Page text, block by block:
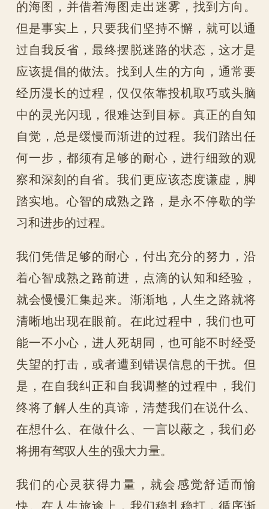
的海图，并借着海图走出迷雾，找到方向。
但是事实上，只要我们坚持不懈，就可以通
过自我反省，最终摆脱迷路的状态，这才是
应该提倡的做法。找到人生的方向，通常要
经历漫长的过程，仅仅依靠投机取巧或头脑
中的灵光闪现，很难达到目标。真正的自知
自觉，总是缓慢而渐进的过程。我们踏出任
何一步，都须有足够的耐心，进行细致的观
察和深刻的自省。我们更应该态度谦虚，脚
踏实地。心智的成熟之路，是永不停歇的学
习和进步的过程。
我们凭借足够的耐心，付出充分的努力，沿
着心智成熟之路前进，点滴的认知和经验，
就会慢慢汇集起来。渐渐地，人生之路就将
清晰地出现在眼前。在此过程中，我们也可
能一不小心，进人死胡同，也可能不时经受
失望的打击，或者遭到错误信息的干扰。但
是，在自我纠正和自我调整的过程中，我们
终将了解人生的真谛，清楚我们在说什么、
在想什么、在做什么、一言以蔽之，我们必
将拥有驾驭人生的强大力量。
我们的心灵获得力量，就会感觉舒适而愉
快。在人生旅途上，我们稳扎稳打，循序渐